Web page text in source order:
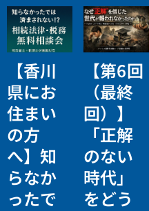
【香川
県にお
住まい
の方
へ】知
らなか
ったで
【第6回
（最終
回）】
「正解
のない
時代」
をどう